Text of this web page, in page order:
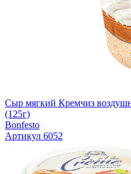
Сыр мягкий Кремчиз
(125г)
Bonfesto
Артикул 6052